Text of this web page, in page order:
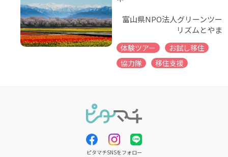
富山県NPO法人グリーンツー
リズムとやま
体験ツアー
お試し移住
協力隊
移住支援
ピタマチSNSをフォロー